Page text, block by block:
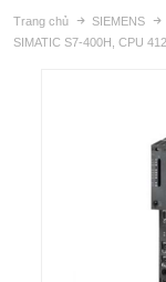
Trang chủ SIEMENS
SIMATIC S7-400H, CPU